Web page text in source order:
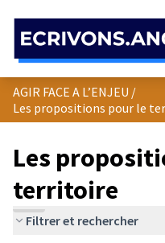
AGIR FACE A L’ENJEU /
Les propositions pour le
Les
territoire
Filtrer et rechercher